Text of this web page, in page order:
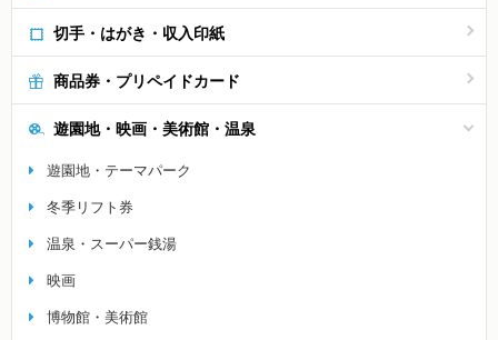
切手・はがき・収入印紙
商品券・プリペイドカード
遊園地・映画・美術館・温泉
遊園地・テーマパーク
冬季リフト券
温泉・スーパー銭湯
映画
博物館・美術館